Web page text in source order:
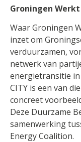
Groningen
Waar Groningen
inzet om
verduurzamen,
netwerk van
energietransitie in
CITY is een van
concreet
Deze Duurzame
samenwerking
Energy Coalition.